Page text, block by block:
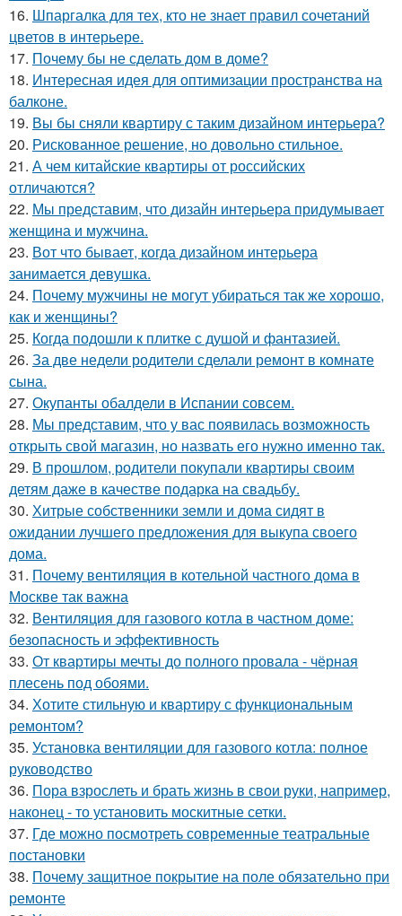
16. Шпаргалка для тех, кто не знает правил сочетаний
цветов в интерьере.
17. Почему бы не сделать дом в доме?
18. Интересная идея для оптимизации пространства на
балконе.
19. Вы бы сняли квартиру с таким дизайном интерьера?
20. Рискованное решение, но довольно стильное.
21. А чем китайские квартиры от российских
отличаются?
22. Мы представим, что дизайн интерьера придумывает
женщина и мужчина.
23. Вот что бывает, когда дизайном интерьера
занимается девушка.
24. Почему мужчины не могут убираться так же хорошо,
как и женщины?
25. Когда подошли к плитке с душой и фантазией.
26. За две недели родители сделали ремонт в комнате
сына.
27. Окупанты обалдели в Испании совсем.
28. Мы представим, что у вас появилась возможность
открыть свой магазин, но назвать его нужно именно так.
29. В прошлом, родители покупали квартиры своим
детям даже в качестве подарка на свадьбу.
30. Хитрые собственники земли и дома сидят в
ожидании лучшего предложения для выкупа своего
дома.
31. Почему вентиляция в котельной частного дома в
Москве так важна
32. Вентиляция для газового котла в частном доме:
безопасность и эффективность
33. От квартиры мечты до полного провала - чёрная
плесень под обоями.
34. Хотите стильную и квартиру с функциональным
ремонтом?
35. Установка вентиляции для газового котла: полное
руководство
36. Пора взрослеть и брать жизнь в свои руки, например,
наконец - то установить москитные сетки.
37. Где можно посмотреть современные театральные
постановки
38. Почему защитное покрытие на поле обязательно при
ремонте